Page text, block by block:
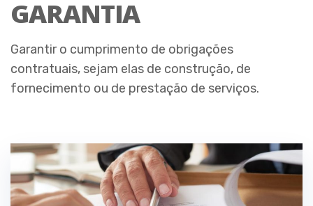
GARANTIA
Garantir o cumprimento de obrigações
contratuais, sejam elas de construção, de
fornecimento ou de prestação de serviços.